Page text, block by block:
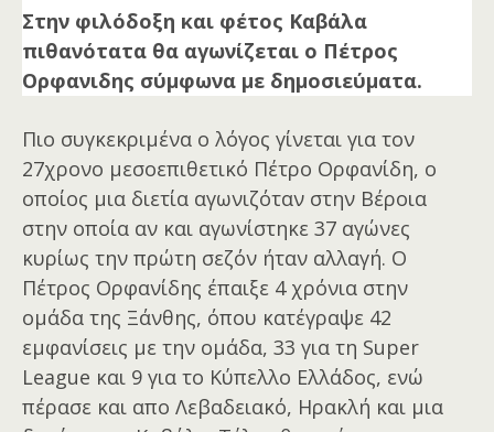
Στην φιλόδοξη και φέτος Καβάλα
πιθανότατα θα αγωνίζεται ο Πέτρος
Ορφανιδης σύμφωνα με δημοσιεύματα.
Πιο συγκεκριμένα ο λόγος γίνεται για τον
27χρονο μεσοεπιθετικό Πέτρο Ορφανίδη, ο
οποίος μια διετία αγωνιζόταν στην Βέροια
στην οποία αν και αγωνίστηκε 37 αγώνες
κυρίως την πρώτη σεζόν ήταν αλλαγή. Ο
Πέτρος Ορφανίδης έπαιξε 4 χρόνια στην
ομάδα της Ξάνθης, όπου κατέγραψε 42
εμφανίσεις με την ομάδα, 33 για τη Super
League και 9 για το Κύπελλο Ελλάδος, ενώ
πέρασε και απο Λεβαδειακό, Ηρακλή και μια